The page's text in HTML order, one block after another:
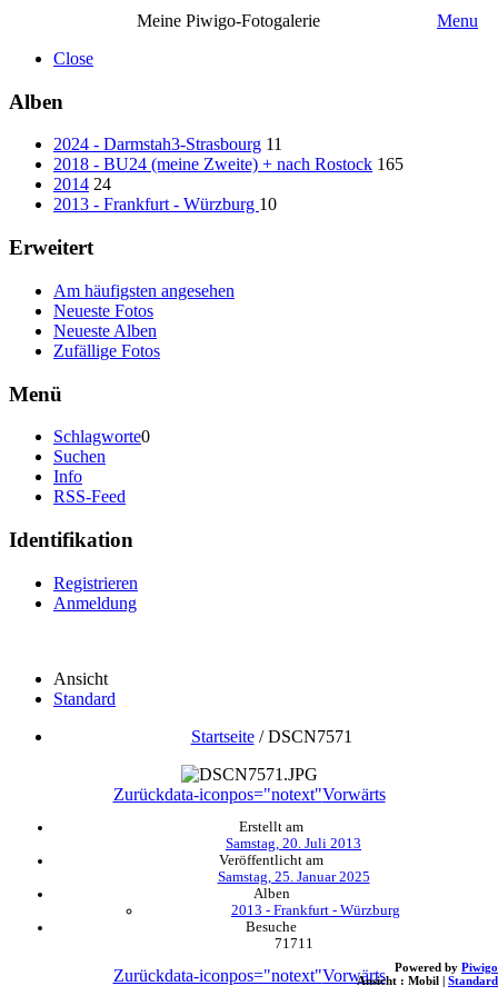
Meine Piwigo-Fotogalerie
Menu
Close
Alben
2024 - Darmstah3-Strasbourg 11
2018 - BU24 (meine Zweite) + nach Rostock 165
2014 24
2013 - Frankfurt - Würzburg 10
Erweitert
Am häufigsten angesehen
Neueste Fotos
Neueste Alben
Zufällige Fotos
Menü
Schlagworte0
Suchen
Info
RSS-Feed
Identifikation
Registrieren
Anmeldung
Ansicht
Standard
Startseite/DSCN7571
Zurückdata-iconpos="notext"Vorwärts
Erstellt am
Samstag, 20. Juli 2013
Veröffentlicht am
Samstag, 25. Januar 2025
Alben
2013 - Frankfurt - Würzburg
Besuche
71711
Zurückdata-iconpos="notext"Vorwärts Powered by Piwigo
Ansicht : Mobil | Standard